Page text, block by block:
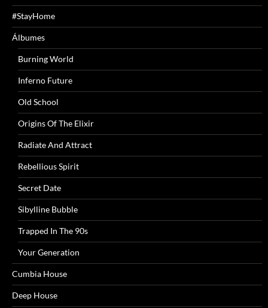
#StayHome
Álbumes
Burning World
Inferno Future
Old School
Origins Of The Elixir
Radiate And Attract
Rebellious Spirit
Secret Date
Sibylline Bubble
Trapped In The 90s
Your Generation
Cumbia House
Deep House